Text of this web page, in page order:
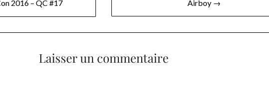
2016 – QC #17 Airboy →
Laisser un commentaire